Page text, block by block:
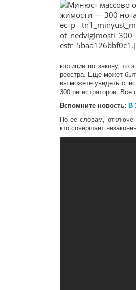
юстиции по закону, то
реестра. Еще может
вы можете увидеть
300 регистраторов.
Вспомните новость: В
По ее словам,
кто совершает